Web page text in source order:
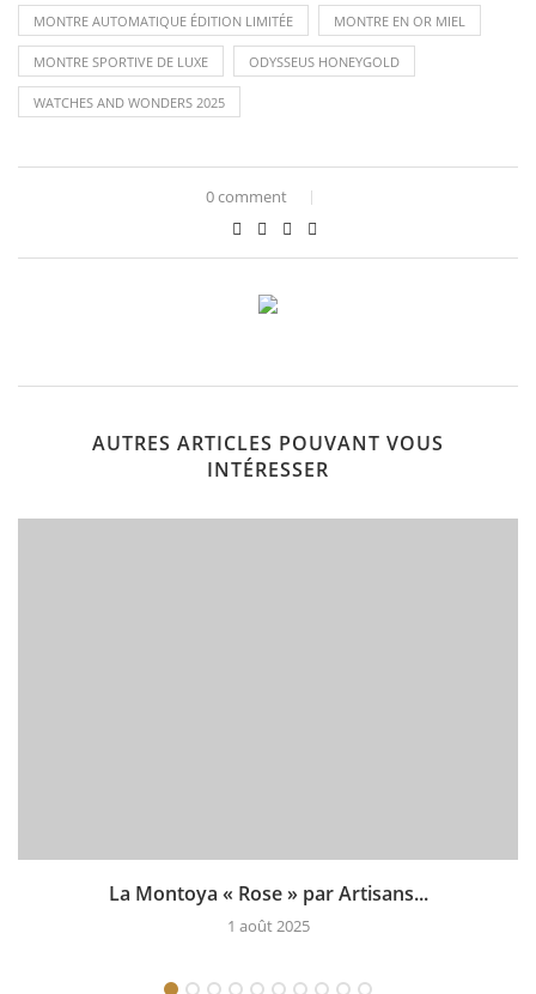
MONTRE AUTOMATIQUE ÉDITION LIMITÉE MONTRE EN OR MIEL
MONTRE SPORTIVE DE LUXE ODYSSEUS HONEYGOLD
WATCHES AND WONDERS 2025
0 comment
AUTRES ARTICLES POUVANT VOUS
INTÉRESSER
La Montoya « Rose » par Artisans...
1 août 2025